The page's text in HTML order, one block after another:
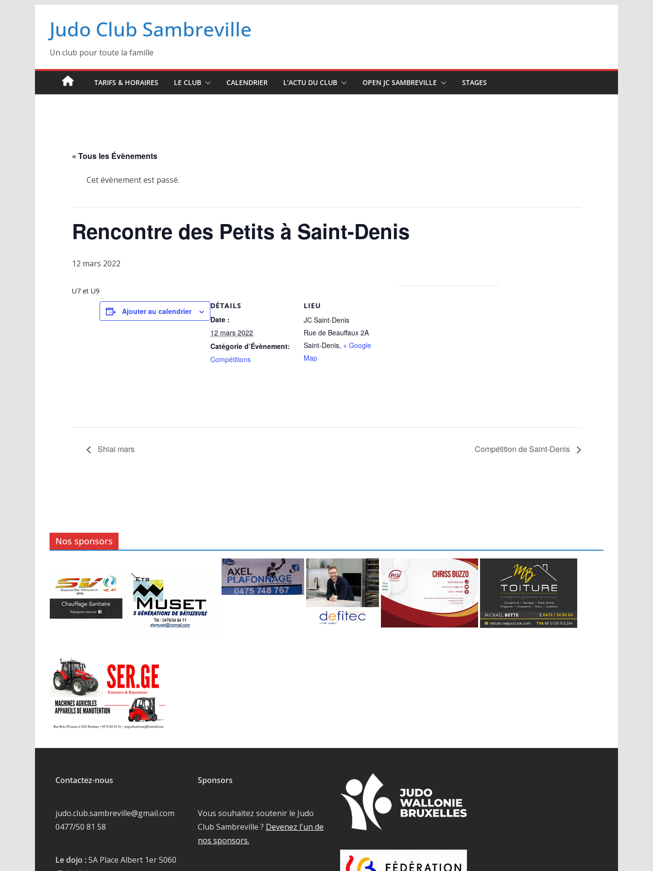
contenu
Judo Club Sambreville
Un club pour toute la famille
TARIFS & HORAIRES LE CLUB CALENDRIER L’ACTU DU CLUB OPEN JC SAMBREVILLE STAGES
« Tous les Évènements
Cet évènement est passé.
Rencontre des Petits à Saint-Denis
12 mars 2022
U7 et U9
Ajouter au calendrier
DÉTAILS
Date :
12 mars 2022
Catégorie d’Évènement:
Compétitions
LIEU
JC Saint-Denis
Rue de Beauffaux 2A
Saint-Denis, + Google
Map
Shiai mars Compétition de Saint-Denis
Nos sponsors
Contactez-nous
judo.club.sambreville@gmail.com
0477/50 81 58
Le dojo :5A Place Albert 1er 5060
Sponsors
Vous souhaitez soutenir le Judo
Club Sambreville ? Devenez l'un de
nos sponsors.